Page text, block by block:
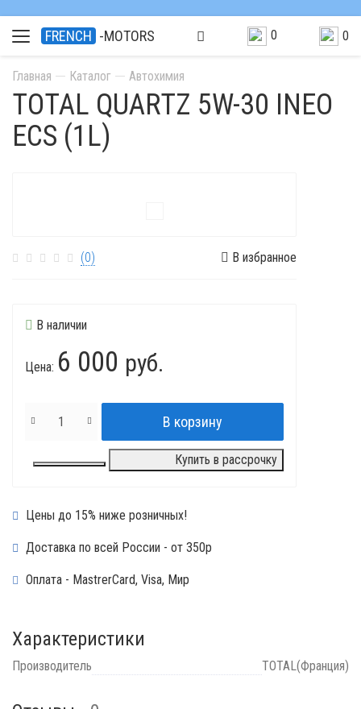
FRENCH -MOTORS 0 0
Главная Каталог Автохимия
TOTAL QUARTZ 5W-30 INEO
ECS (1L)
(0) В избранное
В наличии
Цена: 6 000 руб.
Купить в рассрочку
Цены до 15% ниже розничных!
Доставка по всей России - от 350р
Оплата - MastrerCard, Visa, Мир
Характеристики
Производитель TOTAL(Франция)